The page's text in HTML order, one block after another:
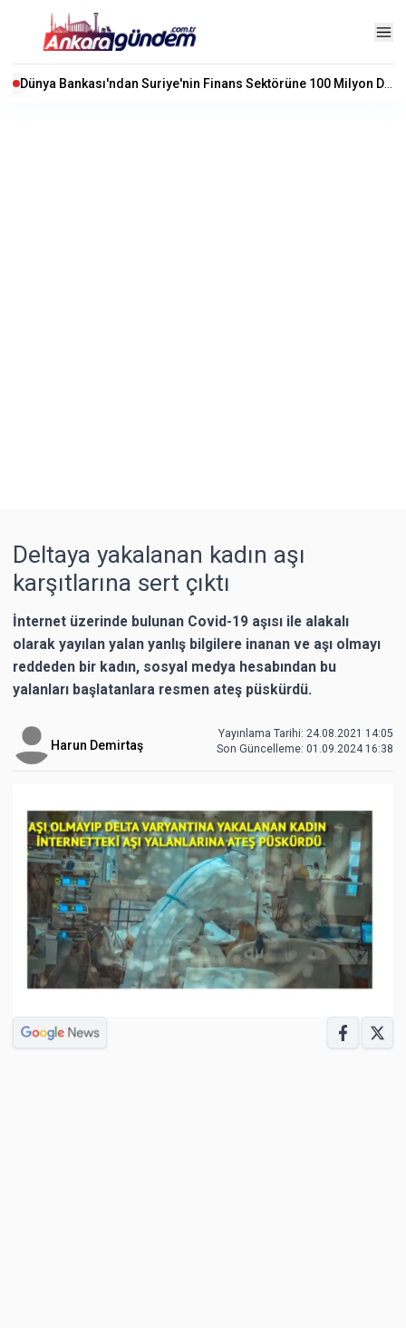
Deltaya yakalanan kadın aşı
karşıtlarına sert çıktı
İnternet üzerinde bulunan Covid-19 aşısı ile alakalı
olarak yayılan yalan yanlış bilgilere inanan ve aşı olmayı
reddeden bir kadın, sosyal medya hesabından bu
yalanları başlatanlara resmen ateş püskürdü.
Harun Demirtaş
Yayınlama Tarihi: 24.08.2021 14:05
Son Güncelleme: 01.09.2024 16:38